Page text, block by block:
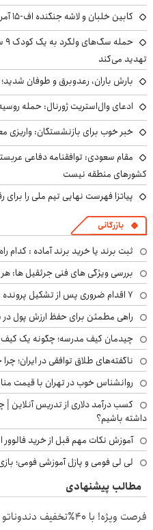
کابین خلبان و لاشه جنگنده اف-۱۵ آمریکایی که با پدافند ایران سرنگون شد
تهدید می‌کند
بارش باران، رعدوبرق و طوفان
ادعای وال‌استریت ژورنال: حمله
خبر خوب برای بازنشستگان: واریزی
مقام سعودی: توافقنامه دفاعی
کشورهای منطقه نیست
پیاتزا فهرست نهایی تیم ملی را برای
بازرگانی
ثبت برند یا خرید برند آماده :
بررسی ویژگی های فنی جرثقیل ها: هر
۷ اقدام ضروری پس از تشکیل پرونده مواد مخدر؛ راهنمای خانواده‌ها
راهی مطمئن برای حفظ ارزش پول در
چیدمان کیف مدرسه؛ چگونه یک
ناگفته‌های طلاق توافقی در
روانشناس خوب در تهران با قیمت
کسب درآمد دلاری از تدریس آنلاین |
داشته باشیم؟
آموزش نکات مهم قبل از خرید فالوور
لی لی فومی و پازل آموزشی فومی؛
مطالب پیشنهادی
فرصت ویژه! با 40٪تخفیف دندوناتو در حد کامپوزیت سفید کن